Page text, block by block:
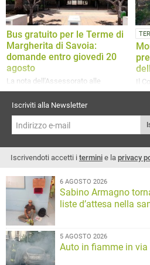
Bus gratuito per le Terme di
Margherita di Savoia:
domande entro giovedì 20
agosto
La nota dell'Assessorato alle
Politiche Sociali del Comune di
Canosa
Il
Iscriviti alla Newsletter
Iscrivendoti accetti i termini e la privacy
6 AGOSTO 2026
Sabino Armagno
liste d’attesa nella
5 AGOSTO 2026
Auto in fiamme in via